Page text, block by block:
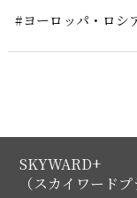
#ヨーロッパ・ロシ
SKYWARD+
（スカイワード